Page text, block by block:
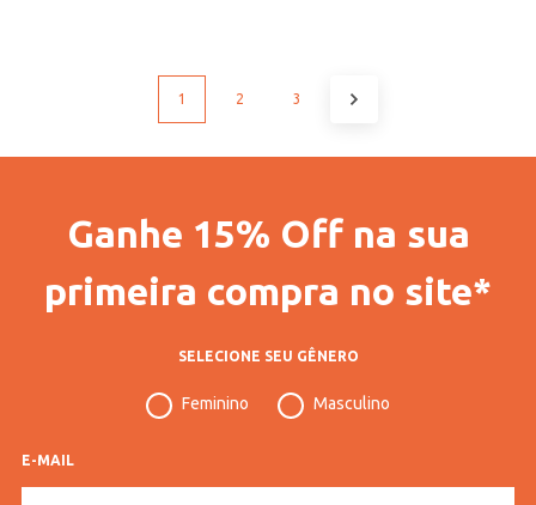
1 2 3
Ganhe 15% Off na sua
primeira compra no site*
SELECIONE SEU GÊNERO
Feminino Masculino
E-MAIL